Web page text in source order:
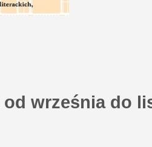
od września do